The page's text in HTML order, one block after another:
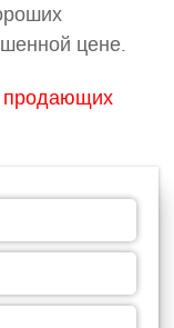
цене.
продающих